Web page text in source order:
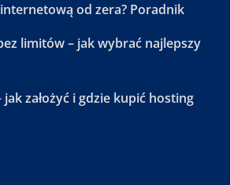
internetową od zera? Poradnik
limitów – jak wybrać najlepszy
założyć i gdzie kupić hosting